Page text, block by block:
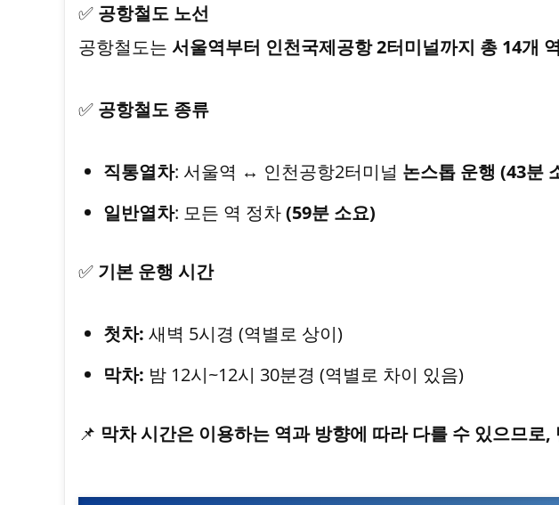
✅ 공항철도 노선
공항철도는 서울역부터 인천국제공항 2터미널까지 총 14개
✅ 공항철도 종류
직통열차: 서울역 ↔ 인천공항2터미널 논스톱 운행 (43분
일반열차: 모든 역 정차(59분 소요)
✅ 기본 운행 시간
첫차: 새벽 5시경 (역별로 상이)
막차: 밤 12시~12시 30분경 (역별로 차이 있음)
📌 막차 시간은 이용하는 역과 방향에 따라 다를 수 있으므로